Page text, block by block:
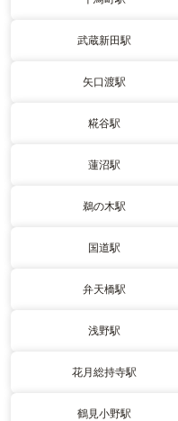
武蔵新田駅
矢口渡駅
糀谷駅
蓮沼駅
鵜の木駅
国道駅
弁天橋駅
浅野駅
花月総持寺駅
鶴見小野駅